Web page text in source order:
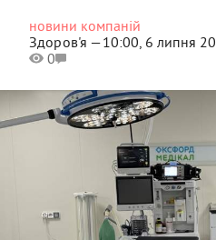
новини компаній
Здоров'я —10:00, 6 липня
0